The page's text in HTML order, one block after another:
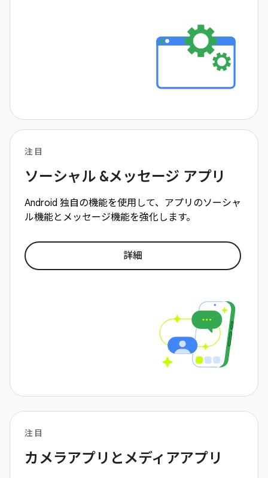
注目
ソーシャル &メッセージ アプリ
Android 独自の機能を使用して、アプリのソーシャ
ル機能とメッセージ機能を強化します。
詳細
注目
カメラアプリとメディアアプリ